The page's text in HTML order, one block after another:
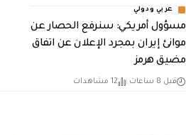
عربي ودولي
مسؤول أمريكي: سنرفع الحصار عن
موانئ إيران بمجرد الإعلان عن اتفاق
مضيق هرمز
قبل 8 ساعات 12 مشاهدات